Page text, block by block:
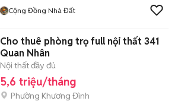
Cộng Đồng Nhà Đất
Cho thuê phòng trọ full nội thất 341
Quan Nhân
Nội thất đầy đủ
5,6 triệu/tháng
Phường Khương Đình